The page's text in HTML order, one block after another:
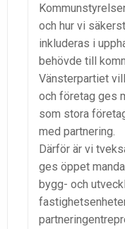
och hur vi
inkluderas i
behövde till
Vänsterpartiet
och företag ges
som stora
med partnering.
Därför är vi
ges öppet
bygg- och